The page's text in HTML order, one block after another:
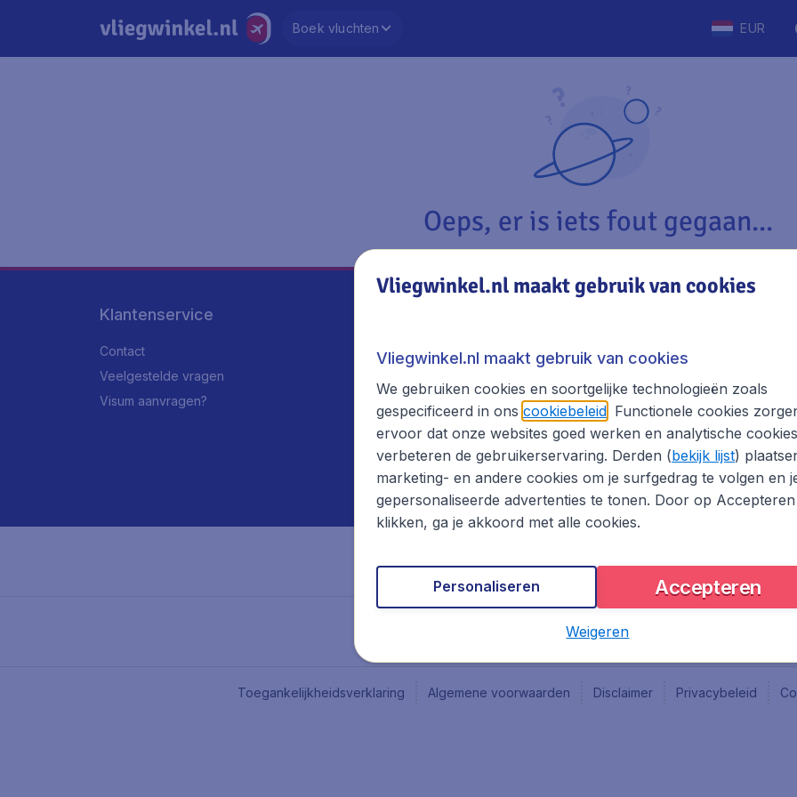
Boek vluchten EUR
Oeps, er is iets fout gegaan...
Klantenservice
Contact
Veelgestelde vragen
Visum aanvragen?
Over Vliegwinkel.nl
Reisgids
Toegankelijkheidsverklaring Algemene voorwaarden Disclaimer Privacybeleid
Vliegwinkel.nl maakt gebruik van cookies
Vliegwinkel.nl maakt gebruik van cookies
We gebruiken cookies en soortgelijke technologieën zoals
gespecificeerd in ons cookiebeleid. Functionele cookies
ervoor dat onze websites goed werken en analytische cookies
verbeteren de gebruikerservaring. Derden (bekijk lijst)
marketing- en andere cookies om je surfgedrag te volgen en
gepersonaliseerde advertenties te tonen. Door op
klikken, ga je akkoord met alle cookies.
Accepteren
Personaliseren
Weigeren